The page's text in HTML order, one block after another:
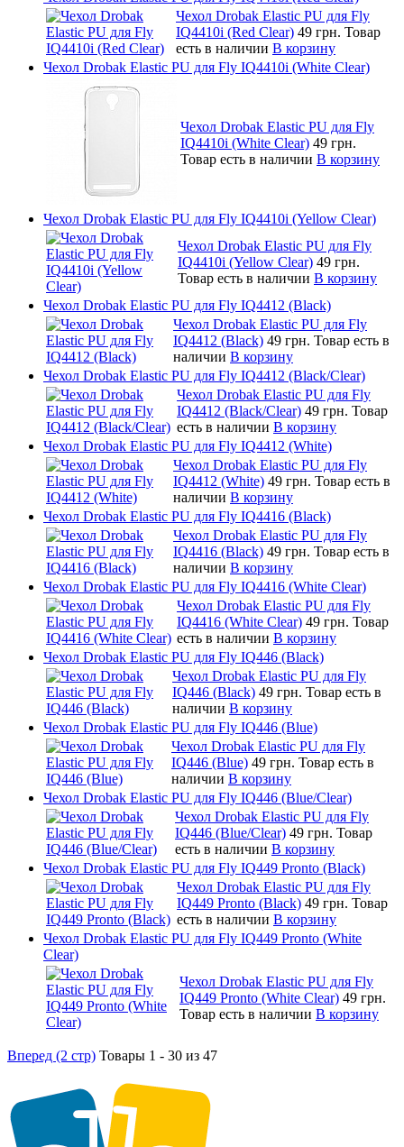
Чехол Drobak Elastic PU для Fly
IQ4410i (Red Clear) 49 грн. Товар
есть в наличии В корзину
Чехол Drobak Elastic PU для Fly IQ4410i (White Clear)
Чехол Drobak Elastic PU для Fly
IQ4410i (White Clear) 49 грн.
Товар есть в наличии В корзину
Чехол Drobak Elastic PU для Fly IQ4410i (Yellow Clear)
Чехол Drobak Elastic PU для Fly
IQ4410i (Yellow Clear) 49 грн.
Товар есть в наличии В корзину
Чехол Drobak Elastic PU для Fly IQ4412 (Black)
Чехол Drobak Elastic PU для Fly
IQ4412 (Black) 49 грн. Товар есть в
наличии В корзину
Чехол Drobak Elastic PU для Fly IQ4412 (Black/Clear)
Чехол Drobak Elastic PU для Fly
IQ4412 (Black/Clear) 49 грн. Товар
есть в наличии В корзину
Чехол Drobak Elastic PU для Fly IQ4412 (White)
Чехол Drobak Elastic PU для Fly
IQ4412 (White) 49 грн. Товар есть в
наличии В корзину
Чехол Drobak Elastic PU для Fly IQ4416 (Black)
Чехол Drobak Elastic PU для Fly
IQ4416 (Black) 49 грн. Товар есть в
наличии В корзину
Чехол Drobak Elastic PU для Fly IQ4416 (White Clear)
Чехол Drobak Elastic PU для Fly
IQ4416 (White Clear) 49 грн. Товар
есть в наличии В корзину
Чехол Drobak Elastic PU для Fly IQ446 (Black)
Чехол Drobak Elastic PU для Fly
IQ446 (Black) 49 грн. Товар есть в
наличии В корзину
Чехол Drobak Elastic PU для Fly IQ446 (Blue)
Чехол Drobak Elastic PU для Fly
IQ446 (Blue) 49 грн. Товар есть в
наличии В корзину
Чехол Drobak Elastic PU для Fly IQ446 (Blue/Сlear)
Чехол Drobak Elastic PU для Fly
IQ446 (Blue/Сlear) 49 грн. Товар
есть в наличии В корзину
Чехол Drobak Elastic PU для Fly IQ449 Pronto (Black)
Чехол Drobak Elastic PU для Fly
IQ449 Pronto (Black) 49 грн. Товар
есть в наличии В корзину
Чехол Drobak Elastic PU для Fly IQ449 Pronto (White
Clear)
Чехол Drobak Elastic PU для Fly
IQ449 Pronto (White Clear) 49 грн.
Товар есть в наличии В корзину
Вперед (2 стр) Товары 1 - 30 из 47